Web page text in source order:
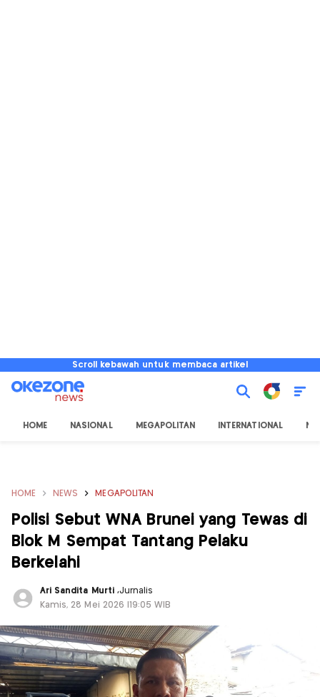
Scroll kebawah untuk membaca artikel
HOME NASIONAL MEGAPOLITAN INTERNATIONAL
HOME NEWS MEGAPOLITAN
Polisi Sebut WNA Brunei yang Tewas di
Blok M Sempat Tantang Pelaku
Berkelahi
Ari Sandita Murti ,Jurnalis
Kamis, 28 Mei 2026 |19:05 WIB